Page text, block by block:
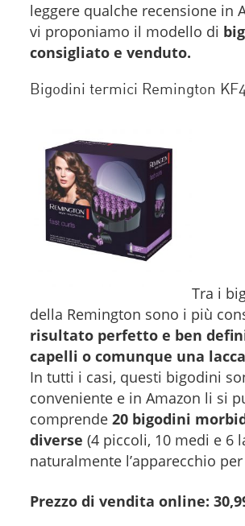
leggere qualche recensione in
vi proponiamo il modello di
consigliato e venduto.
Bigodini termici Remington
Tra i
della Remington sono i più
risultato perfetto e ben
capelli o comunque una lacca
In tutti i casi, questi bigodini
conveniente e in Amazon li si
comprende 20 bigodini
diverse (4 piccoli, 10 medi e 6
naturalmente l’apparecchio
Prezzo di vendita online: